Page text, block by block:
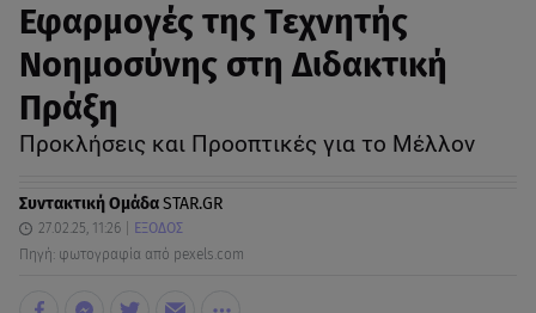
Εφαρμογές της Τεχνητής
Νοημοσύνης στη Διδακτική
Πράξη
Προκλήσεις και Προοπτικές για το Μέλλον
Συντακτική ΟμάδαSTAR.GR
27.02.25, 11:26
ΕΞΟΔΟΣ
Πηγή: φωτογραφία από pexels.com